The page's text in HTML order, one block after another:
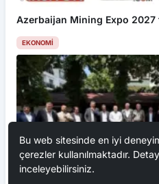
Azerbaijan Mining Expo 2027
EKONOMI
Bu web sitesinde en iyi
çerezler kullanılmaktadır.
inceleyebilirsiniz.